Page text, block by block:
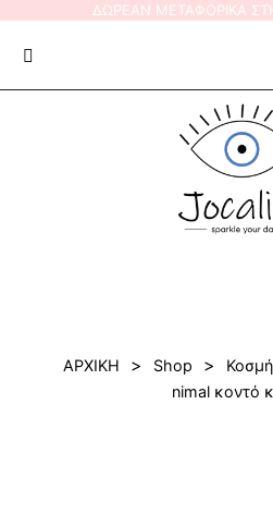
content
ΔΩΡΕΑΝ ΜΕΤΑΦΟΡΙΚΑ
ΑΡΧΙΚΗ > Shop >
nimal κοντό